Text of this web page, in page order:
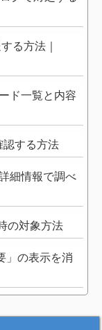
る方法｜
ド一覧と内容
認する方法
細情報で調べ
の対象方法
」の表示を消